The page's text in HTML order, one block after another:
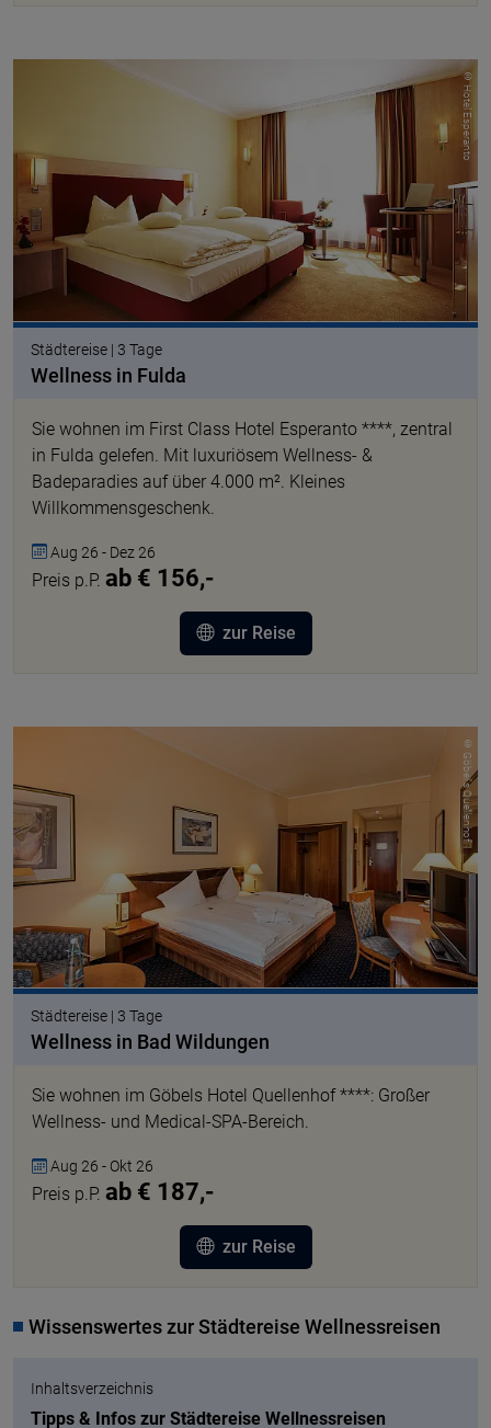
© Hotel Esperanto
Städtereise | 3 Tage
Wellness in Fulda
Sie wohnen im First Class Hotel Esperanto ****, zentral
in Fulda gelefen. Mit luxuriösem Wellness- &
Badeparadies auf über 4.000 m². Kleines
Willkommensgeschenk.
Aug 26 - Dez 26
Preis p.P. ab € 156,-
zur Reise
© Göbel's Quellenhof
Städtereise | 3 Tage
Wellness in Bad Wildungen
Sie wohnen im Göbels Hotel Quellenhof ****: Großer
Wellness- und Medical-SPA-Bereich.
Aug 26 - Okt 26
Preis p.P. ab € 187,-
zur Reise
Wissenswertes zur Städtereise Wellnessreisen
Inhaltsverzeichnis
Tipps & Infos zur Städtereise Wellnessreisen